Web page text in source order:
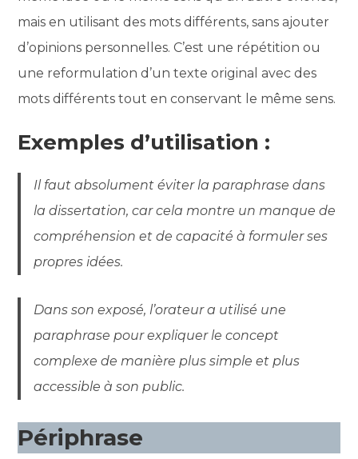
mais en utilisant des mots différents, sans ajouter
d’opinions personnelles. C’est une répétition ou
une reformulation d’un texte original avec des
mots différents tout en conservant le même sens.
Exemples d’utilisation :
Il faut absolument éviter la paraphrase dans
la dissertation, car cela montre un manque de
compréhension et de capacité à formuler ses
propres idées.
Dans son exposé, l’orateur a utilisé une
paraphrase pour expliquer le concept
complexe de manière plus simple et plus
accessible à son public.
Périphrase